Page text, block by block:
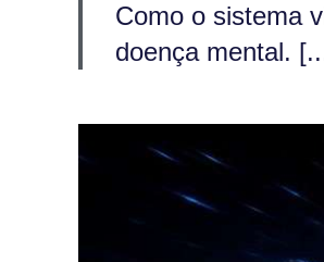
Como o sistema
doença mental.